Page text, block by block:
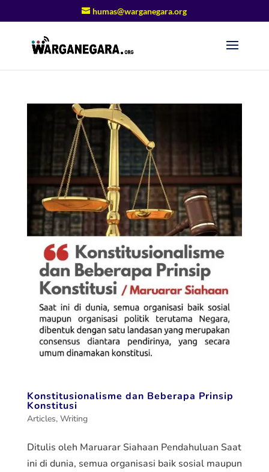
humas@warganegara.org
Konstitusionalisme dan Beberapa Prinsip
Konstitusi
Articles, Writing
Ditulis oleh Maruarar Siahaan Pendahuluan Saat
ini di dunia, semua organisasi baik sosial maupun